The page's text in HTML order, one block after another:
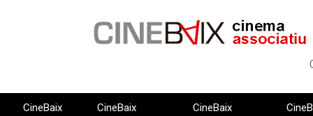
CineBaix
CineBaix
CineBaix